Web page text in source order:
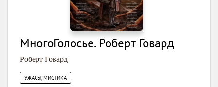
МногоГолосье. Роберт Говард
Роберт Говард
УЖАСЫ, МИСТИКА